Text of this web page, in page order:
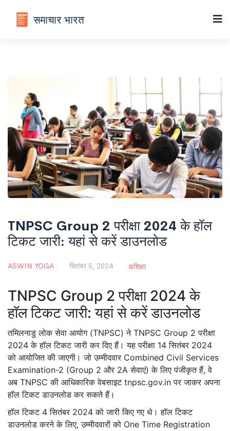
TNPSC Group 2 परीक्षा 2024 के हॉल
टिकट जारी: यहां से करें डाउनलोड
ASWIN YOGA सितंबर 5, 2024 शिक्षा
TNPSC Group 2 परीक्षा 2024 के
हॉल टिकट जारी: यहां से करें डाउनलोड
तमिलनाडु लोक सेवा आयोग (TNPSC) ने TNPSC Group 2 परीक्षा
2024 के हॉल टिकट जारी कर दिए हैं। यह परीक्षा 14 सितंबर 2024
को आयोजित की जाएगी। जो उम्मीदवार Combined Civil Services
Examination-2 (Group 2 और 2A सेवाएं) के लिए पंजीकृत हैं, वे
अब TNPSC की आधिकारिक वेबसाइट tnpsc.gov.in पर जाकर अपना
हॉल टिकट डाउनलोड कर सकते हैं।
हॉल टिकट 4 सितंबर 2024 को जारी किए गए थे। हॉल टिकट
डाउनलोड करने के लिए, उम्मीदवारों को One Time Registration